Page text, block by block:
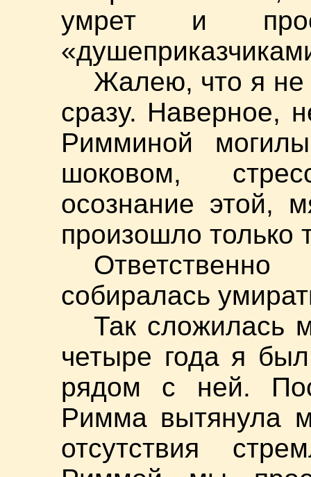
умрет и
Жалею, что я не
сразу. Наверное,
Римминой
шоковом,
осознание этой,
произошло только
собиралась
Так сложилась
четыре года я
рядом с ней.
Римма вытянула
отсутствия